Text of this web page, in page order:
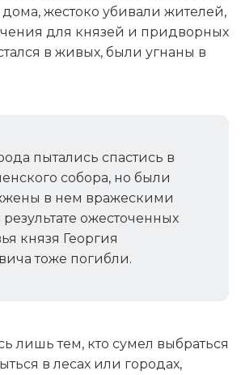
жестоко убивали жителей,
для князей и придворных
в живых, были угнаны в
пытались спастись в
собора, но были
в нем вражескими
ожесточенных
князя Георгия
тоже погибли.
лишь тем, кто сумел выбраться
в лесах или городах,